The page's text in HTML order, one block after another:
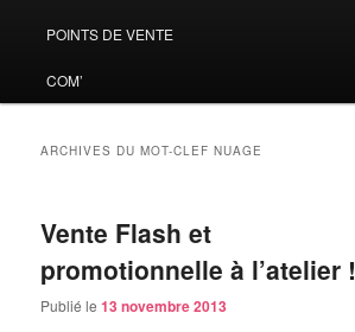
POINTS DE VENTE
COM’
ARCHIVES DU MOT-CLEFNUAGE
Vente Flash et
promotionnelle à l’atelier !
Publié le13 novembre 2013